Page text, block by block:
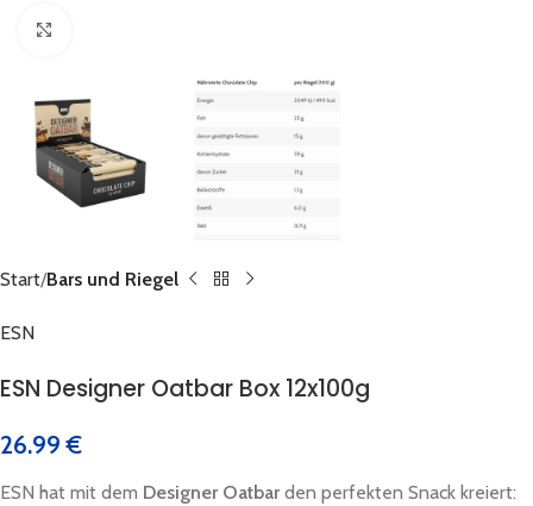
Start Bars und Riegel
ESN
ESN Designer Oatbar Box 12x100g
26.99€
ESN hat mit dem Designer Oatbarden perfekten Snack kreiert: